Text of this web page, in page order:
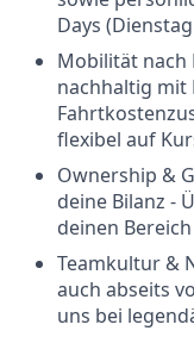
Days
Mobilität nach
nachhaltig mit
flexibel auf
Ownership &
deine Bilanz -
deinen
Teamkultur &
auch abseits
uns bei